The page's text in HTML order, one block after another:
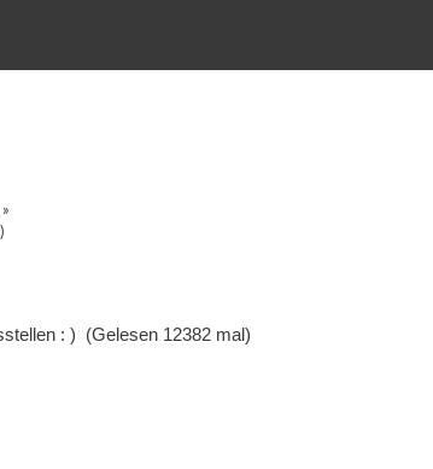
»
: ) (Gelesen 12382 mal)